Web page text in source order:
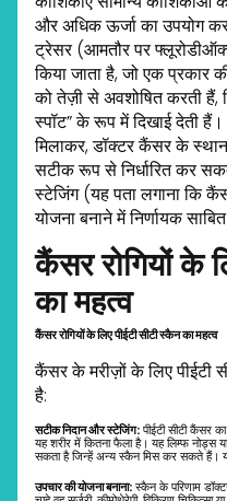
और अधिक ऊर्जा का उपयोग
ट्रेसर (आमतौर पर
किया जाता है, जो एक प्रकार
को तेज़ी से अवशोषित करती हैं,
स्पॉट” के रूप में दिखाई देती
मिलाकर, डॉक्टर कैंसर के
सटीक रूप से निर्धारित कर
स्टेजिंग (यह पता लगाना कि
योजना बनाने में निर्णायक
कैंसर रोगियों के
का महत्व
कैंसर रोगियों के लिए पीईटी सीटी स्कैन का महत्व
कैंसर के मरीज़ों के लिए पीईटी
है:
सटीकनिदानऔरस्टेजिंग: पीईटी सीटी कैंसर
यह शरीर में कितना फैला है। यह लिम्फ नोड्स
सकता है जिन्हें अन्य स्कैन मिस कर सकते हैं। यह
उपचारकीयोजनाबनाना: स्कैन के परिणाम